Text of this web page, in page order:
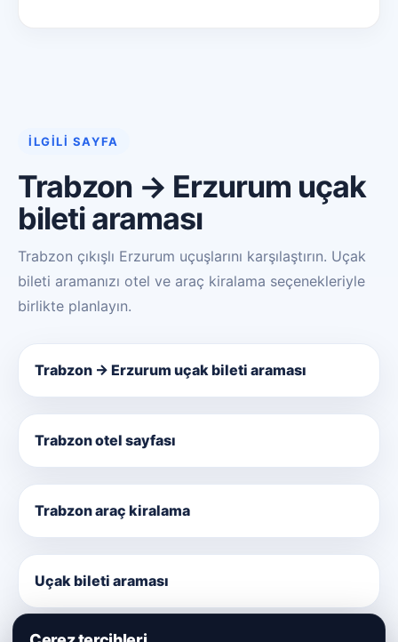
İLGILI SAYFA
Trabzon → Erzurum uçak
bileti araması
Trabzon çıkışlı Erzurum uçuşlarını karşılaştırın. Uçak
bileti aramanızı otel ve araç kiralama seçenekleriyle
birlikte planlayın.
Trabzon → Erzurum uçak bileti araması
Trabzon otel sayfası
Trabzon araç kiralama
Uçak bileti araması